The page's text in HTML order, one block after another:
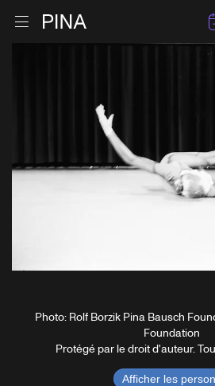
Ouvrir le menu Retour à la page
Photo: Rolf Borzik Pina Bausch
Foundation
Protégé par le droit d'auteur.
Afficher les